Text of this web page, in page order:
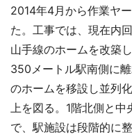
2014年4月から作業ヤ
た。工事では、現在内
山手線のホームを改築
350メートル駅南側に
のホームを移設し並列
上を図る。1階北側と中
で、駅施設は段階的に